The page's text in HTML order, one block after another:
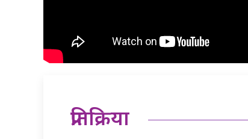
प्रतिक्रिया